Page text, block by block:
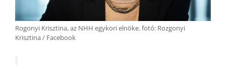
Rogonyi Krisztina, az NHH egykori elnöke. fotó: Rozgonyi
Krisztina / Facebook